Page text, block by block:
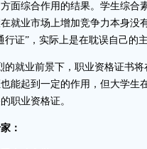
面综合作用的结果。学生综合
就业市场上增加竞争力本身没
行证”，实际上是在耽误自己的
就业前景下，职业资格证书将
能起到一定的作用，但大学生
职业资格证。
：